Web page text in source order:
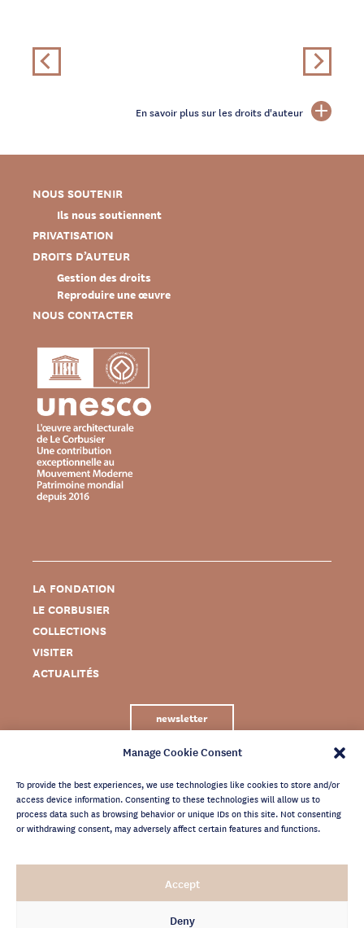
Manage Cookie Consent
To provide the best experiences, we use technologies like cookies to store and/or
access device information. Consenting to these technologies will allow us to
process data such as browsing behavior or unique IDs on this site. Not consenting
or withdrawing consent, may adversely affect certain features and functions.
Accept
Deny
En savoir plus sur les droits d'auteur
NOUS SOUTENIR
Ils nous soutiennent
PRIVATISATION
DROITS D’AUTEUR
Gestion des droits
Reproduire une œuvre
NOUS CONTACTER
LA FONDATION
LE CORBUSIER
COLLECTIONS
VISITER
ACTUALITÉS
newsletter
MENTIONS LÉGALES
CRÉDITS
POLITIQUE DE CONFIDENTIALITÉ
ARCHIVES NEWSLETTER